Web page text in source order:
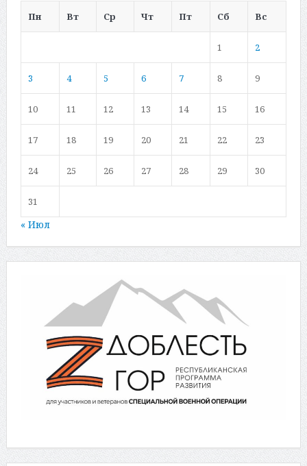
Пн
Вт Ср Чт Пт Сб Вс
1 2
3 4 5 6 7 8 9
10 11 12 13 14 15 16
17 18 19 20 21 22 23
24 25 26 27 28 29 30
31
« Июл